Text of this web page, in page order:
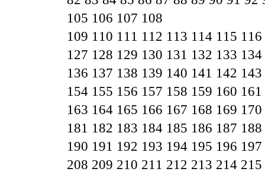
105 106 107 108
109 110 111 112 113 114 115 116
127 128 129 130 131 132 133 134
136 137 138 139 140 141 142 143
154 155 156 157 158 159 160 161
163 164 165 166 167 168 169 170
181 182 183 184 185 186 187 188
190 191 192 193 194 195 196 197
208 209 210 211 212 213 214 215